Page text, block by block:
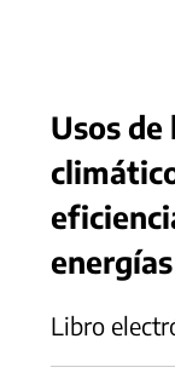
Usos
Libro